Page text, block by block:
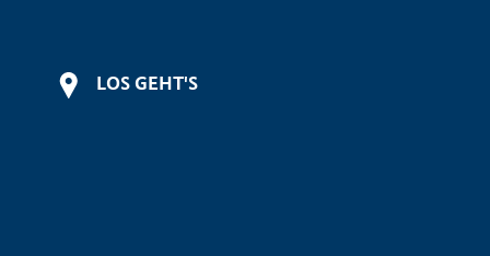
LOS GEHT'S